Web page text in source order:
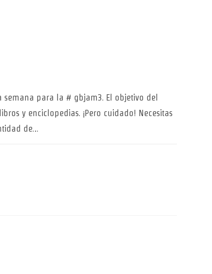
para la # gbjam3. El objetivo del
y enciclopedias. ¡Pero cuidado! Necesitas
de…